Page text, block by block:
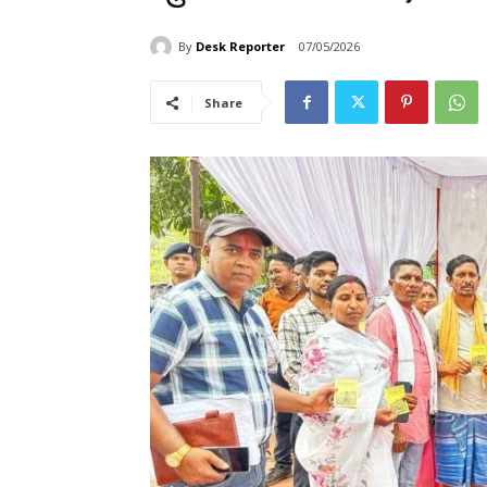
By Desk Reporter 07/05/2026
Share